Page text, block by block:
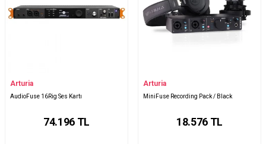
Arturia
AudioFuse 16Rig Ses Kartı
74.196TL
Arturia
MiniFuse Recording Pack / Black
18.576TL